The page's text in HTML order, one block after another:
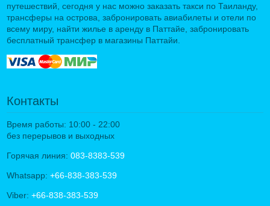
путешествий, сегодня у нас можно заказать такси по Таиланду,
трансферы на острова, забронировать авиабилеты и отели по
всему миру, найти жилье в аренду в Паттайе, забронировать
бесплатный трансфер в магазины Паттайи.
Контакты
Время работы: 10:00 - 22:00
без перерывов и выходных
Горячая линия: 083-8383-539
Whatsapp: +66-838-383-539
Viber: +66-838-383-539